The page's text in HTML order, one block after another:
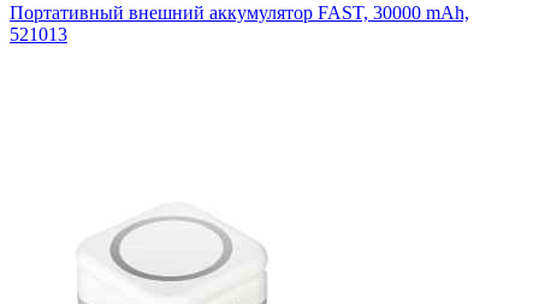
Портативный внешний аккумулятор FAST, 30000 mAh,
521013